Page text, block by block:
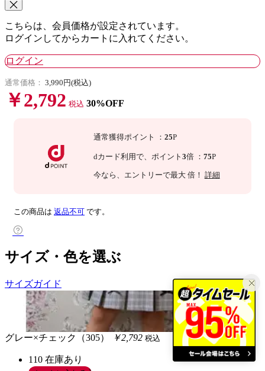
こちらは、会員価格が設定されています。
ログインしてからカートに入れてください。
ログイン
通常価格： 3,990円(税込)
￥2,792 税込 30%OFF
通常獲得ポイント ： 25P
dカード利用で、 ポイント 3倍 ： 75P
今なら 、エントリーで最大 倍！ 詳細
この商品は 返品不可 です。
サイズ・色を選ぶ
サイズガイド
グレー×チェック（305） ￥2,792 税込
110 在庫あり